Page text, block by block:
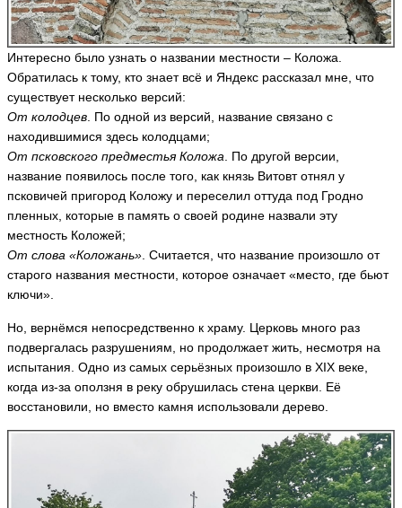
Интересно было узнать о названии местности – Коложа.
Обратилась к тому, кто знает всё и Яндекс рассказал мне, что
существует несколько версий:
От колодцев . По одной из версий, название связано с
находившимися здесь колодцами;
От псковского предместья Коложа . По другой версии,
название появилось после того, как князь Витовт отнял у
псковичей пригород Коложу и переселил оттуда под Гродно
пленных, которые в память о своей родине назвали эту
местность Коложей;
От слова «Коложань» . Считается, что название произошло от
старого названия местности, которое означает «место, где бьют
ключи».
Но, вернёмся непосредственно к храму. Церковь много раз
подвергалась разрушениям, но продолжает жить, несмотря на
испытания. Одно из самых серьёзных произошло в XIX веке,
когда из-за оползня в реку обрушилась стена церкви. Её
восстановили, но вместо камня использовали дерево.